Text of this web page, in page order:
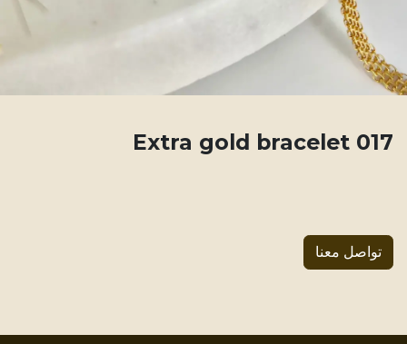
017 Extra gold bracelet
تواصل معنا